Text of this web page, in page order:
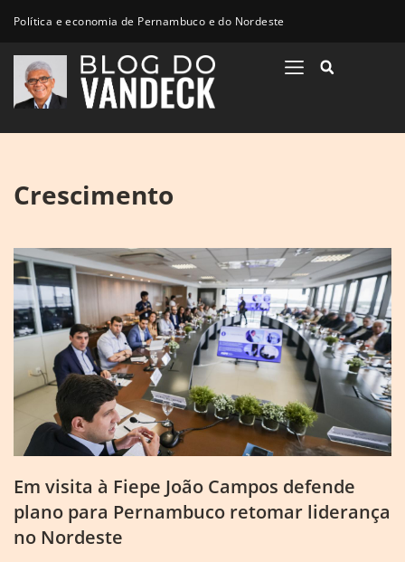
Política e economia de Pernambuco e do Nordeste
Crescimento
Em visita à Fiepe João Campos defende
plano para Pernambuco retomar liderança
no Nordeste